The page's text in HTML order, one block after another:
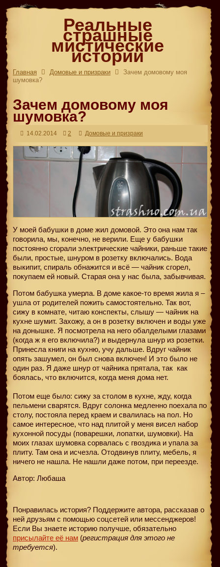
Реальные
страшные
мистические
истории
Главная Домовые и призраки
Зачем домовому моя
шумовка?
Зачем домовому моя
шумовка?
14.02.2014 2 Домовые и призраки
У моей бабушки в доме жил домовой. Это она нам так
говорила, мы, конечно, не верили. Еще у бабушки
постоянно сгорали электрические чайники, раньше такие
были, простые, шнуром в розетку включались. Вода
выкипит, спираль обнажится и всё — чайник сгорел,
покупаем ей новый. Старая она у нас была, забывчивая.
Потом бабушка умерла. В доме какое-то время жила я –
ушла от родителей пожить самостоятельно. Так вот,
сижу в комнате, читаю конспекты, слышу — чайник на
кухне шумит. Захожу, а он в розетку включен и воды уже
на донышке. Я посмотрела на него обалделыми глазами
(когда ж я его включила?) и выдернула шнур из розетки.
Принесла книги на кухню, учу дальше. Вдруг чайник
опять зашумел, он был снова включен! И это было не
один раз. Я даже шнур от чайника прятала, так как
боялась, что включится, когда меня дома нет.
Потом еще было: сижу за столом в кухне, жду, когда
пельмени сварятся. Вдруг солонка медленно поехала по
столу, постояла перед краем и свалилась на пол. Но
самое интересное, что над плитой у меня висел набор
кухонной посуды (поварешки, лопатки, шумовки). На
моих глазах шумовка сорвалась с гвоздика и упала за
плиту. Там она и исчезла. Отодвинув плиту, мебель, я
ничего не нашла. Не нашли даже потом, при переезде.
Автор: Любаша
Понравилась история? Поддержите автора, рассказав о
ней друзьям с помощью соцсетей или мессенджеров!
Если Вы знаете историю получше, обязательно
присылайте её нам (регистрация для этого не
требуется).